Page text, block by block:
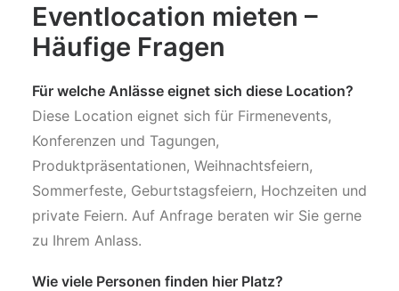
Eventlocation mieten –
Häufige Fragen
Für welche Anlässe eignet sich diese Location?
Diese Location eignet sich für Firmenevents,
Konferenzen und Tagungen,
Produktpräsentationen, Weihnachtsfeiern,
Sommerfeste, Geburtstagsfeiern, Hochzeiten und
private Feiern. Auf Anfrage beraten wir Sie gerne
zu Ihrem Anlass.
Wie viele Personen finden hier Platz?